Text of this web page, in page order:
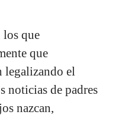
los que
que
legalizando el
noticias de padres
nazcan,